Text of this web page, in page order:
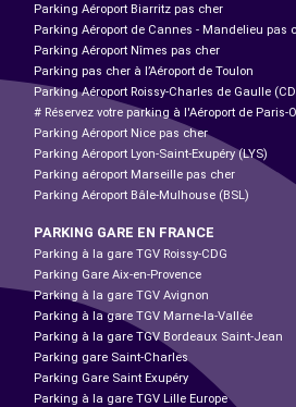
Parking Aéroport Biarritz pas cher
Parking Aéroport de Cannes - Mandelieu pas
Parking Aéroport Nîmes pas cher
Parking pas cher à l’Aéroport de Toulon
Parking Aéroport Roissy-Charles de Gaulle
# Réservez votre parking à l'Aéroport de Paris-
Parking Aéroport Nice pas cher
Parking Aéroport Lyon-Saint-Exupéry (LYS)
Parking aéroport Marseille pas cher
Parking Aéroport Bâle-Mulhouse (BSL)
PARKING GARE EN FRANCE
Parking à la gare TGV Roissy-CDG
Parking Gare Aix-en-Provence
Parking à la gare TGV Avignon
Parking à la gare TGV Marne-la-Vallée
Parking à la gare TGV Bordeaux Saint-Jean
Parking gare Saint-Charles
Parking Gare Saint Exupéry
Parking à la gare TGV Lille Europe